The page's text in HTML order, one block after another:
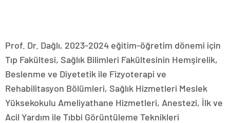
Prof. Dr. Dağlı, 2023-2024 eğitim-öğretim dönemi için
Tıp Fakültesi, Sağlık Bilimleri Fakültesinin Hemşirelik,
Beslenme ve Diyetetik ile Fizyoterapi ve
Rehabilitasyon Bölümleri, Sağlık Hizmetleri Meslek
Yüksekokulu Ameliyathane Hizmetleri, Anestezi, İlk ve
Acil Yardım ile Tıbbi Görüntüleme Teknikleri